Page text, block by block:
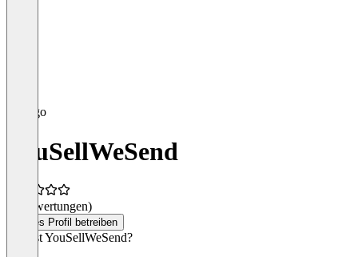
YouSellWeSend
(0 Bewertungen)
Dieses Profil betreiben
Was ist YouSellWeSend?